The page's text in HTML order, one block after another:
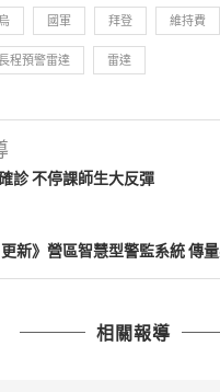
國軍 拜登 維持費
程預警雷達 雷達
診 不停課師生大反彈
更新》營區智慧型警監系統 傳
相關報導